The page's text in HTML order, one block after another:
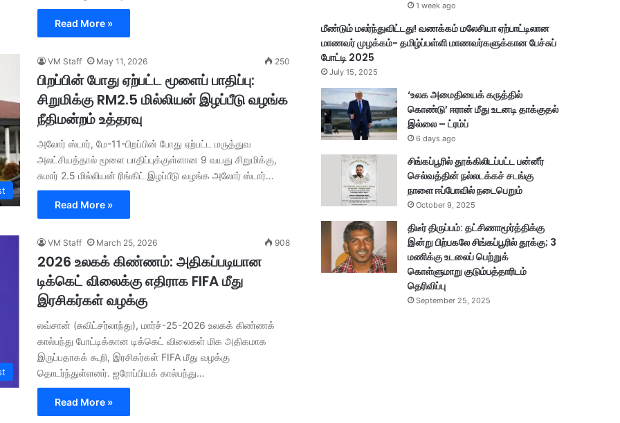
Read More »
VM Staff May 11, 2026 250
பிறப்பின் போது ஏற்பட்ட மூளைப் பாதிப்பு:
சிறுமிக்கு RM2.5 மில்லியன் இழப்பீடு வழங்க
நீதிமன்றம் உத்தரவு
அலோர் ஸ்டார், மே-11-பிறப்பின் போது ஏற்பட்ட மருத்துவ
அலட்சியத்தால் மூளை பாதிப்புக்குள்ளான 9 வயது சிறுமிக்கு,
சுமார் 2.5 மில்லியன் ரிங்கிட் இழப்பீடு வழங்க அலோர் ஸ்டார்…
Read More »
VM Staff March 25, 2026 908
2026 உலகக் கிண்ணம்: அதிகப்படியான
டிக்கெட் விலைக்கு எதிராக FIFA மீது
இரசிகர்கள் வழக்கு
லவ்சான் (சுவிட்சர்லாந்து), மார்ச்-25-2026 உலகக் கிண்ணக்
கால்பந்து போட்டிக்கான டிக்கெட் விலைகள் மிக அதிகமாக
இருப்பதாகக் கூறி, இரசிகர்கள் FIFA மீது வழக்கு
தொடர்ந்துள்ளனர். ஐரோப்பியக் கால்பந்து…
Read More »
1 week ago
மீண்டும் மலர்ந்துவிட்டது! வணக்கம் மலேசியா ஏற்பாட்டிலான
மாணவர் முழக்கம்- தமிழ்ப்பள்ளி மாணவர்களுக்கான பேச்சுப்
போட்டி 2025
July 15, 2025
‘உலக அமைதியைக் கருத்தில்
கொண்டு’ ஈரான் மீது உடனடி தாக்குதல்
இல்லை – ட்ரம்ப்
6 days ago
சிங்கப்பூரில் தூக்கிலிடப்பட்ட பன்னீர்
செல்வத்தின் நல்லடக்கச் சடங்கு
நாளை ஈப்போவில் நடைபெறும்
October 9, 2025
திடீர் திருப்பம்: தட்சிணாமூர்த்திக்கு
இன்று பிற்பகலே சிங்கப்பூரில் தூக்கு; 3
மணிக்கு உடலைப் பெற்றுக்
கொள்ளுமாறு குடும்பத்தாரிடம்
தெரிவிப்பு
September 25, 2025